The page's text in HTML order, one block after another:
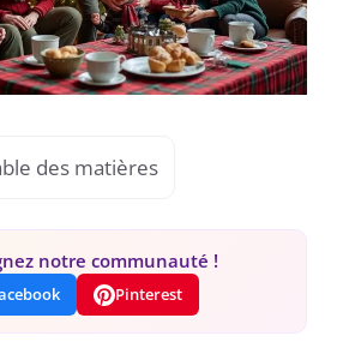
des matières
notre communauté !
Pinterest